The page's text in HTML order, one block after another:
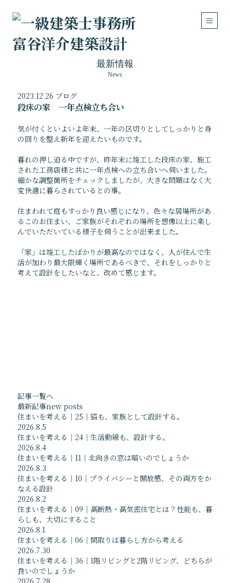
Works
設計実績
住宅
医療・福祉施設
リフォーム・リノベーション
Concept
建築の考え方
About
私達について
ご挨拶
事務所概要
プロフィール
Contact
お問い合わせ
メールフォーム
アクセスマップ
News
最新情報
Flow
おしごとの内容と流れ
Media
メディア掲載情報
書籍
ウェブサイト
その他
よくあるご質問
Facebook
Twitter
Instagram
サイトマップ
〒001-0925 北海道札幌市北区新川5条16丁目4-8
TEL / FAX 011-765-7278
最新情報
News
2023.12.26 ブログ
段床の家 一年点検立ち合い
気が付くといよいよ年末、一年の区切りとしてしっかりと身
の回りを整え新年を迎えたいものです。
暮れの押し迫る中ですが、昨年末に竣工した段床の家、施工
された工務店様と共に一年点検への立ち合いへ伺いました。
細かな調整箇所をチェックしましたが、大きな問題はなく大
変快適に暮らされているとの事。
住まわれて庭もすっかり良い感じになり、色々な居場所があ
るこのお住まい、ご家族がそれぞれの場所を想像以上に楽し
んでいただいている様子を伺うことが出来ました。
「家」は竣工したばかりが最高なのではなく、人が住んで生
活が加わり最大限輝く場所であるべきで、それをしっかりと
考えて設計をしたいなと、改めて感じます。
記事一覧へ
最新記事new posts
住まいを考える｜25｜猫も、家族として設計する。
2026.8.5
住まいを考える｜24｜生活動線も、設計する。
2026.8.4
住まいを考える｜11｜北向きの窓は暗いのでしょうか
2026.8.3
住まいを考える｜10｜プライバシーと開放感、その両方をか
なえる設計
2026.8.2
住まいを考える｜09｜高断熱・高気密住宅とは？性能も、暮
らしも、大切にすること
2026.8.1
住まいを考える｜06｜間取りは暮らし方から考える
2026.7.30
住まいを考える｜36｜1階リビングと2階リビング、どちらが
良いのでしょうか
2026.7.28